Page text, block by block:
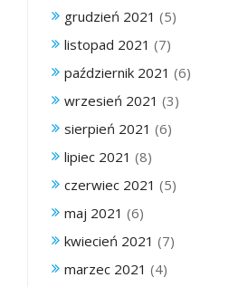
grudzień 2021 (5)
listopad 2021 (7)
październik 2021 (6)
wrzesień 2021 (3)
sierpień 2021 (6)
lipiec 2021 (8)
czerwiec 2021 (5)
maj 2021 (6)
kwiecień 2021 (7)
marzec 2021 (4)